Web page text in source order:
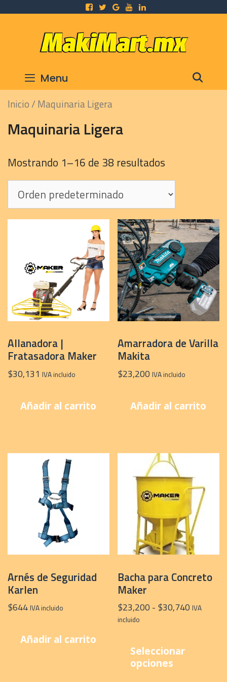
Menu
Inicio/ Maquinaria Ligera
Maquinaria Ligera
Mostrando 1–16 de 38 resultados
Allanadora |
Fratasadora Maker
$30,131 IVA incluido
Añadir al carrito
Amarradora de Varilla
Makita
$23,200 IVA incluido
Añadir al carrito
Arnés de Seguridad
Karlen
$644 IVA incluido
Añadir al carrito
Bacha para Concreto
Maker
$23,200 - $30,740Rango
IVA
incluido
Seleccionar
opciones